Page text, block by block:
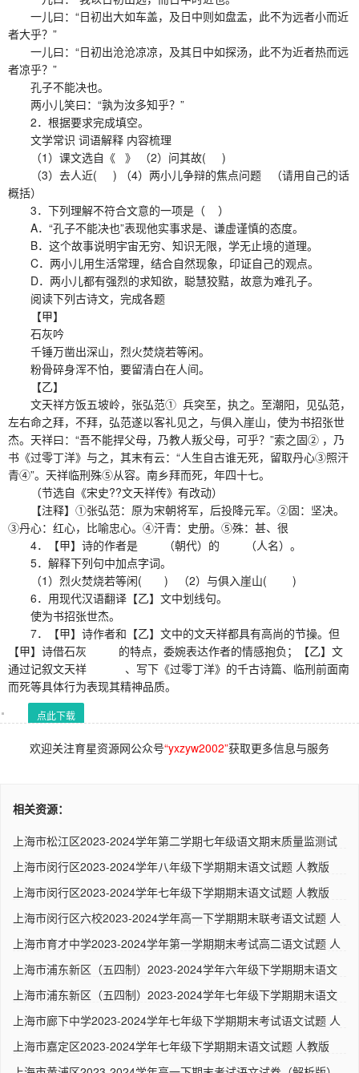
一儿曰：“日初出大如车盖，及日中则如盘盂，此不为远者小而近
者大乎？”
一儿曰：“日初出沧沧凉凉，及其日中如探汤，此不为近者热而远
者凉乎？”
孔子不能决也。
两小儿笑曰：“孰为汝多知乎？”
2．根据要求完成填空。
文学常识 词语解释 内容梳理
（1）课文选自《 》 （2）问其故( )
（3）去人近( ) （4）两小儿争辩的焦点问题 （请用自己的话
概括）
3．下列理解不符合文意的一项是（ ）
A．“孔子不能决也”表现他实事求是、谦虚谨慎的态度。
B．这个故事说明宇宙无穷、知识无限，学无止境的道理。
C．两小儿用生活常理，结合自然现象，印证自己的观点。
D．两小儿都有强烈的求知欲，聪慧狡黠，故意为难孔子。
阅读下列古诗文，完成各题
【甲】
石灰吟
千锤万凿出深山，烈火焚烧若等闲。
粉骨碎身浑不怕，要留清白在人间。
【乙】
文天祥方饭五坡岭，张弘范① 兵突至，执之。至潮阳，见弘范，
左右命之拜，不拜，弘范遂以客礼见之，与俱入崖山，使为书招张世
杰。天祥曰：“吾不能捍父母，乃教人叛父母，可乎？”索之固② ，乃
书《过零丁洋》与之，其末有云：“人生自古谁无死，留取丹心③照汗
青④”。天祥临刑殊⑤从容。南乡拜而死，年四十七。
（节选自《宋史??文天祥传》有改动）
【注释】①张弘范：原为宋朝将军，后投降元军。②固：坚决。
③丹心：红心，比喻忠心。④汗青：史册。⑤殊：甚、很
4．【甲】诗的作者是 （朝代）的 （人名）。
5．解释下列句中加点字词。
（1）烈火焚烧若等闲( ) （2）与俱入崖山( )
6．用现代汉语翻译【乙】文中划线句。
使为书招张世杰。
7．【甲】诗作者和【乙】文中的文天祥都具有高尚的节操。但
【甲】诗借石灰 的特点，委婉表达作者的情感抱负；【乙】文
通过记叙文天祥 、写下《过零丁洋》的千古诗篇、临刑前面南
而死等具体行为表现其精神品质。
点此下载
欢迎关注育星资源网公众号“yxzyw2002”获取更多信息与服务
相关资源：
上海市松江区2023-2024学年第二学期七年级语文期末质量监测试
上海市闵行区2023-2024学年八年级下学期期末语文试题 人教版
上海市闵行区2023-2024学年七年级下学期期末语文试题 人教版
上海市闵行区六校2023-2024学年高一下学期期末联考语文试题 人
上海市育才中学2023-2024学年第一学期期末考试高二语文试题 人
上海市浦东新区（五四制）2023-2024学年六年级下学期期末语文
上海市浦东新区（五四制）2023-2024学年七年级下学期期末语文
上海市廊下中学2023-2024学年七年级下学期期末考试语文试题 人
上海市嘉定区2023-2024学年七年级下学期期末语文试题 人教版